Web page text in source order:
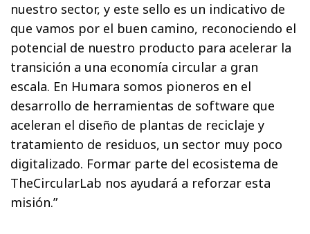
nuestro sector, y este sello es un indicativo de
que vamos por el buen camino, reconociendo el
potencial de nuestro producto para acelerar la
transición a una economía circular a gran
escala. En Humara somos pioneros en el
desarrollo de herramientas de software que
aceleran el diseño de plantas de reciclaje y
tratamiento de residuos, un sector muy poco
digitalizado. Formar parte del ecosistema de
TheCircularLab nos ayudará a reforzar esta
misión.”